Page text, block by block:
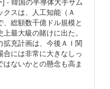
スは、人工知能（Ａ
、総額数千億ドル規模と
最大級の賭けに出た。
拡充計画は、今後ＡＩ関
には非常に大きなしっ
ないかとの懸念も高ま